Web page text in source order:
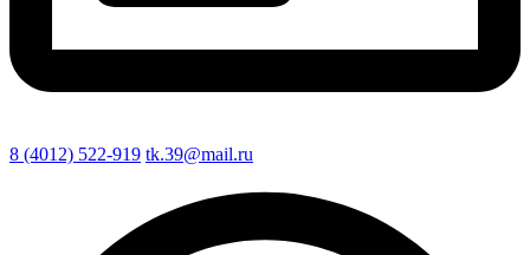
8 (4012) 522-919 tk.39@mail.ru